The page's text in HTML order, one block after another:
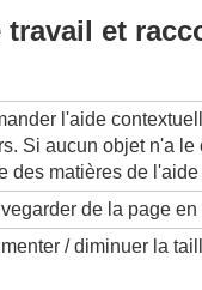
travail et
l'aide
Si aucun objet n'a le
des matières de l'aide
de la page en
/ diminuer la